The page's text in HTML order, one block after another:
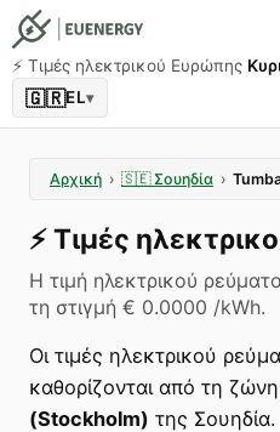
⚡️ Τιμές ηλεκτρικού Ευρώπης
🇬🇷EL▾
Αρχική › 🇸🇪 Σουηδία ›
⚡️Τιμές
Η τιμή ηλεκτρικού
τη στιγμή € 0.0000 /kWh.
Οι τιμές ηλεκτρικού
καθορίζονται από τη
(Stockholm) της